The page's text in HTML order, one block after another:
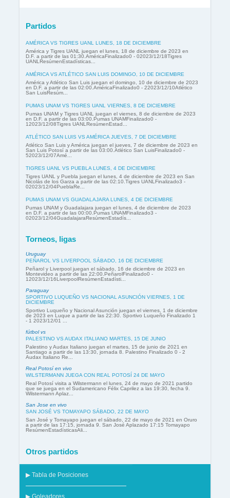
Partidos
AMÉRICA VS TIGRES UANL LUNES, 18 DE DICIEMBRE
América y Tigres UANL juegan el lunes, 18 de diciembre de 2023 en
D.F. a partir de las 01:30.AméricaFinalizado0 - 02023/12/18Tigres
UANLResúmenEstadísticas...
AMÉRICA VS ATLÉTICO SAN LUIS DOMINGO, 10 DE DICIEMBRE
América y Atlético San Luis juegan el domingo, 10 de diciembre de 2023
en D.F. a partir de las 02:00.AméricaFinalizado0 - 22023/12/10Atlético
San LuisResúm...
PUMAS UNAM VS TIGRES UANL VIERNES, 8 DE DICIEMBRE
Pumas UNAM y Tigres UANL juegan el viernes, 8 de diciembre de 2023
en D.F. a partir de las 03:00.Pumas UNAMFinalizado0 -
12023/12/08Tigres UANLResúmenEstad...
ATLÉTICO SAN LUIS VS AMÉRICA JUEVES, 7 DE DICIEMBRE
Atlético San Luis y América juegan el jueves, 7 de diciembre de 2023 en
San Luis Potosí a partir de las 03:00.Atlético San LuisFinalizado0 -
52023/12/07Amé...
TIGRES UANL VS PUEBLA LUNES, 4 DE DICIEMBRE
Tigres UANL y Puebla juegan el lunes, 4 de diciembre de 2023 en San
Nicolás de los Garza a partir de las 02:10.Tigres UANLFinalizado3 -
02023/12/04PueblaRe...
PUMAS UNAM VS GUADALAJARA LUNES, 4 DE DICIEMBRE
Pumas UNAM y Guadalajara juegan el lunes, 4 de diciembre de 2023
en D.F. a partir de las 00:00.Pumas UNAMFinalizado3 -
02023/12/04GuadalajaraResúmenEstadís...
Torneos, ligas
Uruguay
PEÑAROL VS LIVERPOOL SÁBADO, 16 DE DICIEMBRE
Peñarol y Liverpool juegan el sábado, 16 de diciembre de 2023 en
Montevideo a partir de las 22:00.PeñarolFinalizado0 -
12023/12/16LiverpoolResúmenEstadísti...
Paraguay
SPORTIVO LUQUEÑO VS NACIONAL ASUNCIÓN VIERNES, 1 DE
DICIEMBRE
Sportivo Luqueño y Nacional Asunción juegan el viernes, 1 de diciembre
de 2023 en Luque a partir de las 22:30. Sportivo Luqueño Finalizado 1
- 1 2023/12/01 ...
fútbol vs
PALESTINO VS AUDAX ITALIANO MARTES, 15 DE JUNIO
Palestino y Audax Italiano juegan el martes, 15 de junio de 2021 en
Santiago a partir de las 13:30, jornada 8. Palestino Finalizado 0 - 2
Audax Italiano Re...
Real Potosí en vivo
WILSTERMANN JUEGA CON REAL POTOSÍ 24 DE MAYO
Real Potosí visita a Wilstermann el lunes, 24 de mayo de 2021 partido
que se juega en el Sudamericano Félix Caprilez a las 19:30, fecha 9.
Wilstermann Aplaz...
San Jose en vivo
SAN JOSÉ VS TOMAYAPO SÁBADO, 22 DE MAYO
San José y Tomayapo juegan el sábado, 22 de mayo de 2021 en Oruro
a partir de las 17:15, jornada 9. San José Aplazado 17:15 Tomayapo
ResúmenEstadísticasAli...
Otros partidos
▶ Tabla de Posiciones
▶ Goleadores